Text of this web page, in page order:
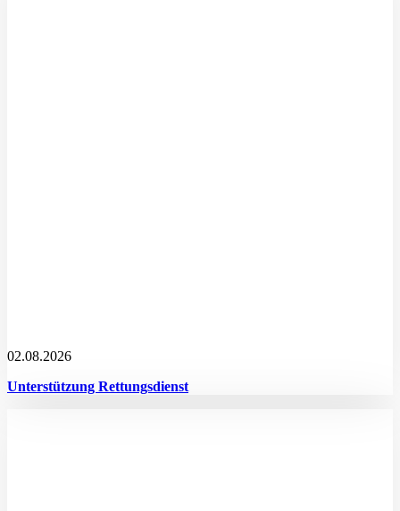
02.08.2026
Unterstützung Rettungsdienst